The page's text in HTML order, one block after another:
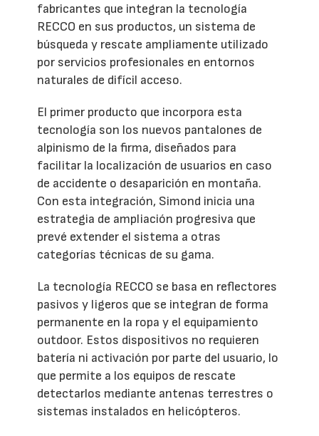
fabricantes que integran la tecnología
RECCO en sus productos, un sistema de
búsqueda y rescate ampliamente utilizado
por servicios profesionales en entornos
naturales de difícil acceso.
El primer producto que incorpora esta
tecnología son los nuevos pantalones de
alpinismo de la firma, diseñados para
facilitar la localización de usuarios en caso
de accidente o desaparición en montaña.
Con esta integración, Simond inicia una
estrategia de ampliación progresiva que
prevé extender el sistema a otras
categorías técnicas de su gama.
La tecnología RECCO se basa en reflectores
pasivos y ligeros que se integran de forma
permanente en la ropa y el equipamiento
outdoor. Estos dispositivos no requieren
batería ni activación por parte del usuario, lo
que permite a los equipos de rescate
detectarlos mediante antenas terrestres o
sistemas instalados en helicópteros.